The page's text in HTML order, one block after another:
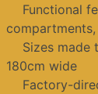
Functional
Sizes made
180cm wide
Factory-